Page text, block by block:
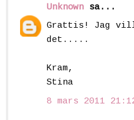
Unknown sa...
Grattis! Jag vill
det.....
Kram,
Stina
8 mars 2011